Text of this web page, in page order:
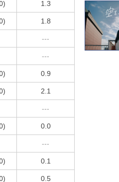
1.3
1.8
---
---
0.9
2.1
---
0.0
---
0.1
0.5